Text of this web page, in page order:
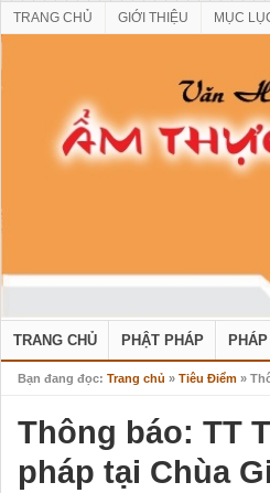
TRANG CHỦ GIỚI THIỆU MỤC
TRANG CHỦ PHẬT PHÁP
Bạn đang đọc: Trang chủ » Tiêu Điểm »
Thông báo: TT
pháp tại Chùa